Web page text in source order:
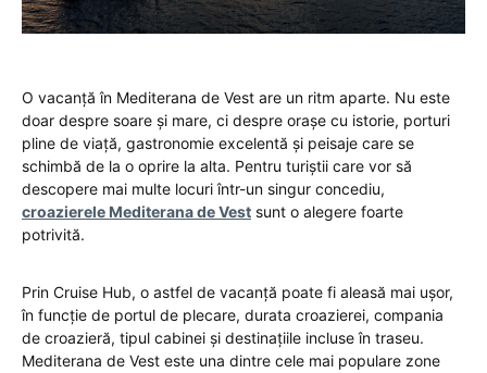
O vacanță în Mediterana de Vest are un ritm aparte. Nu este
doar despre soare și mare, ci despre orașe cu istorie, porturi
pline de viață, gastronomie excelentă și peisaje care se
schimbă de la o oprire la alta. Pentru turiștii care vor să
descopere mai multe locuri într-un singur concediu,
croazierele Mediterana de Vest sunt o alegere foarte
potrivită.
Prin Cruise Hub, o astfel de vacanță poate fi aleasă mai ușor,
în funcție de portul de plecare, durata croazierei, compania
de croazieră, tipul cabinei și destinațiile incluse în traseu.
Mediterana de Vest este una dintre cele mai populare zone